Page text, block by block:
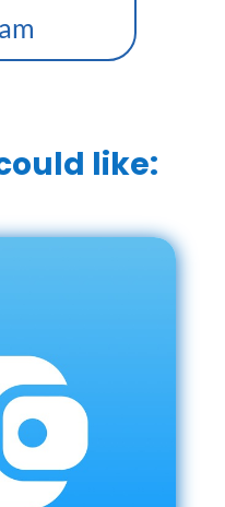
like: